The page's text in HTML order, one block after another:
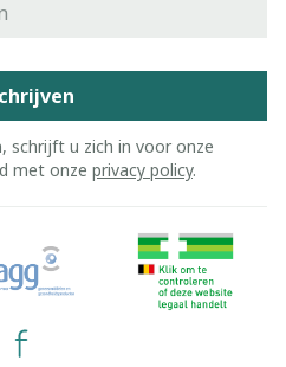
schrijft u zich in voor onze
met onze privacy policy.